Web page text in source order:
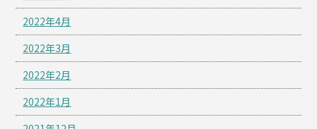
2022年4月
2022年3月
2022年2月
2022年1月